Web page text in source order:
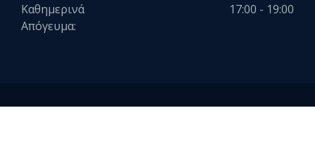
Καθημερινά
Απόγευμα:
17:00 - 19:00